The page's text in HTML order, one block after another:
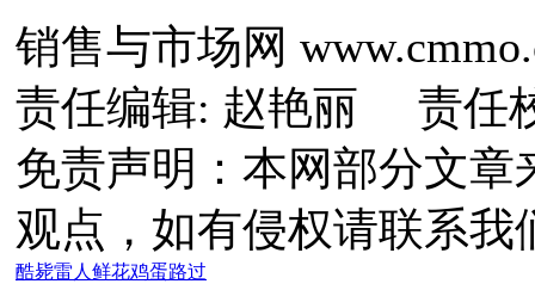
销售与市场网
责任编辑: 赵艳丽 责任
免责声明：本网部分文
观点，如有侵权请联系我
酷毙雷人 鲜花鸡蛋路过